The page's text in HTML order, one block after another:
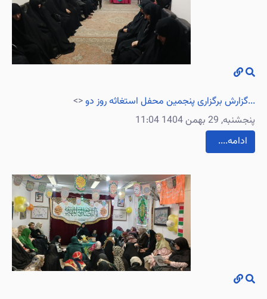
<>
گزارش برگزاری پنجمین محفل استغاثه روز دو...
پنجشنبه, 29 بهمن 1404 11:04
....ادامه